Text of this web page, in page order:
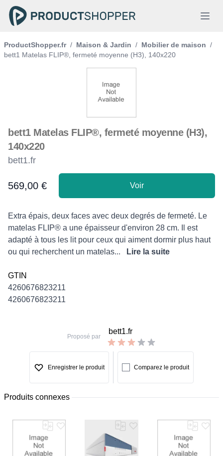
ProductShopper.fr / Maison & Jardin / Mobilier de maison /
bett1 Matelas FLIP®, fermeté moyenne (H3), 140x220
bett1 Matelas FLIP®, fermeté moyenne (H3),
140x220
bett1.fr
Product information
569,00 € Voir
Description
Extra épais, deux faces avec deux degrés de fermeté. Le
matelas FLIP® a une épaisseur d'environ 28 cm. Il est
adapté à tous les lit pour ceux qui aiment dormir plus haut
ou qui recherchent un matelas...
Lire la suite
GTIN
4260676823211
4260676823211
Proposé par
bett1.fr
Enregistrer le produit Comparez le produit
Produits connexes